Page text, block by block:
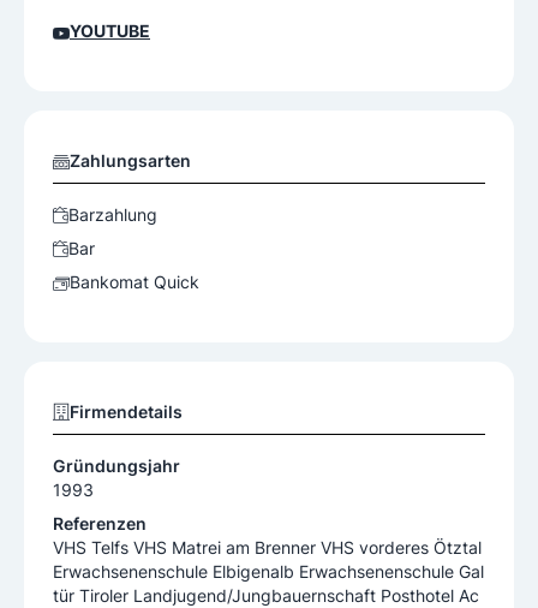
YOUTUBE
Zahlungsarten
Barzahlung
Bar
Bankomat Quick
Firmendetails
Gründungsjahr
1993
Referenzen
VHS Telfs VHS Matrei am Brenner VHS vorderes Ötztal
Erwachsenenschule Elbigenalb Erwachsenenschule Gal
tür Tiroler Landjugend/Jungbauernschaft Posthotel Ac